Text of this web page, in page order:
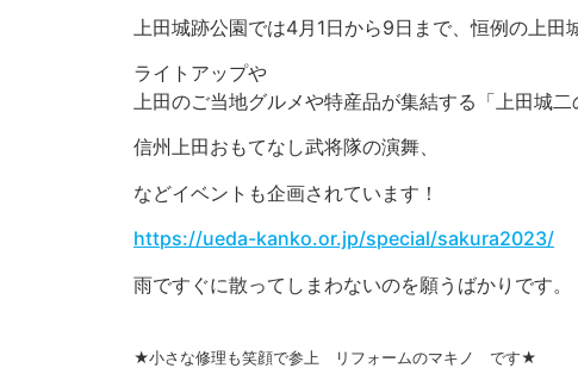
上田城跡公園では4月1日から9日まで、恒例の上田
ライトアップや
上田のご当地グルメや特産品が集結する「上田城二
信州上田おもてなし武将隊の演舞、
などイベントも企画されています！
https://ueda-kanko.or.jp/special/sakura2023/
雨ですぐに散ってしまわないのを願うばかりです。
★小さな修理も笑顔で参上 リフォームのマキノ です★